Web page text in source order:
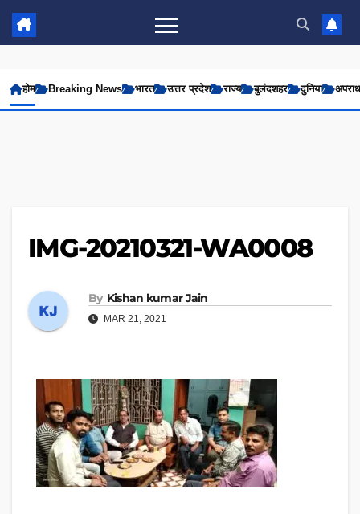
होम Breaking News भारत उत्तर प्रदेश राज्य बुलंदशहर दुनिया अपराध
IMG-20210321-WA0008
By Kishan kumar Jain
MAR 21, 2021